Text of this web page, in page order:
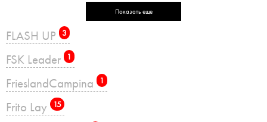
Показать еще
FLASH UP 3
FSK Leader 1
FrieslandCampina 1
Frito Lay 15